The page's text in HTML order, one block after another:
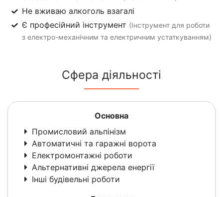
Не вживаю алкоголь взагалі
Є професійний інструмент (Інструмент для роботи
з електро-механічним та електричним устаткуванням)
Сфера діяльності
Основна
Промисловий альпінізм
Автоматичні та гаражні ворота
Електромонтажні роботи
Альтернативні джерела енергії
Інші будівельні роботи